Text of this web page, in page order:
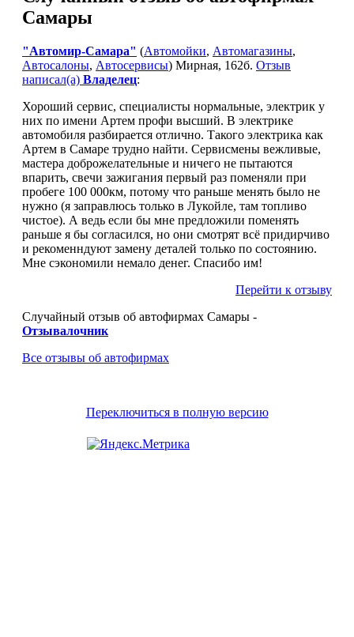
Самары
"Автомир-Самара" (Автомойки, Автомагазины,
Автосалоны, Автосервисы) Мирная, 162б. Отзыв
написал(а) Владелец:
Хороший сервис, специалисты нормальные, электрик у
них по имени Артем профи высший. В электрике
автомобиля разбирается отлично. Такого электрика как
Артем в Самаре трудно найти. Сервисмены вежливые,
мастера доброжелательные и ничего не пытаются
впарить, свечи зажигания первый раз поменяли при
пробеге 100 000км, потому что раньше менять было не
нужно (я заправлюсь только в Лукойле, там топливо
чистое). А ведь если бы мне предложили поменять
раньше я бы согласился, но они смотрят всё придирчиво
и рекоменндуют замену деталей только по состоянию.
Мне сэкономили немало денег. Спасибо им!
Перейти к отзыву
Случайный отзыв об автофирмах Самары -
Отзывалочник
Все отзывы об автофирмах
Переключиться в полную версию